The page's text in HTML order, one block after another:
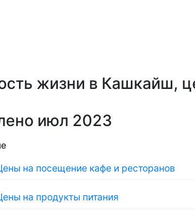
жизни в Кашкайш,
июл 2023
на посещение кафе и ресторанов
на продукты питания